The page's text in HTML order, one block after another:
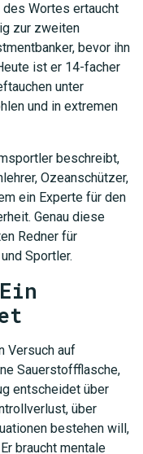
Wortes ertaucht
zur zweiten
bevor ihn
ist er 14-facher
unter
und in extremen
beschreibt,
Ozeanschützer,
ein Experte für den
Genau diese
Redner für
Sportler.
Versuch auf
Sauerstoffflasche,
entscheidet über
über
bestehen will,
braucht mentale